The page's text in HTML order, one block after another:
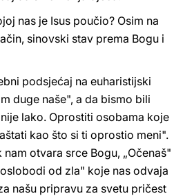
nas je Isus poučio? Osim na
sinovski stav prema Bogu i
podsjećaj na euharistijski
duge naše", a da bismo bili
lako. Oprostiti osobama koje
kao što si ti oprostio meni".
otvara srce Bogu, „Očenaš"
od zla" koje nas odvaja
našu pripravu za svetu pričest